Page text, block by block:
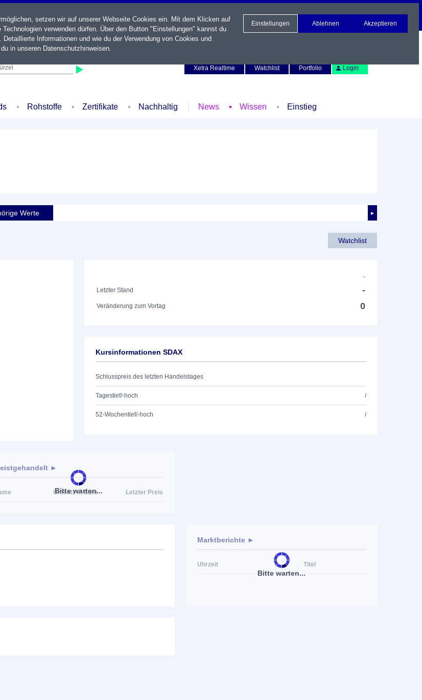
Xetra Realtime
Watchlist Portfolio Login
Rohstoffe Zertifikate Nachhaltig News Wissen Einstieg
►
Werte
Watchlist
-
Letzter Stand
-
Veränderung zum Vortag 0
Kursinformationen SDAX
Schlusspreis des letzten Handelstages
Tagestief/-hoch /
52-Wochentief/-hoch /
Bitte warten...
►
Umsatz in Euro Letzter Preis
Bitte warten...
Marktberichte ►
Uhrzeit Titel
setzen wir auf unserer Webseite Cookies ein. Mit dem Klicken auf
verwenden dürfen. Über den Button "Einstellungen" kannst du
Informationen und wie du der Verwendung von Cookies und
in unseren Datenschutzhinweisen.
Einstellungen Ablehnen Akzeptieren